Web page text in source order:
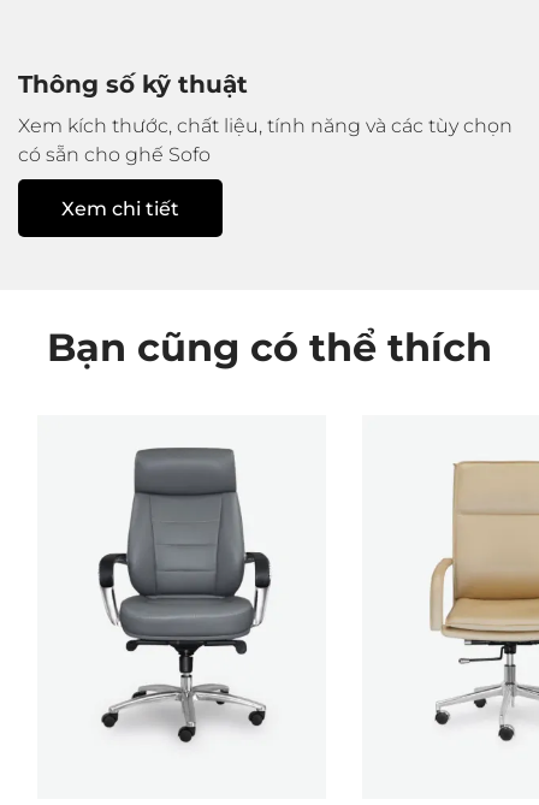
Thông số kỹ thuật
Xem kích thước, chất liệu, tính năng và các tùy chọn
có sẵn cho ghế Sofo
Xem chi tiết
Bạn cũng có thể thích